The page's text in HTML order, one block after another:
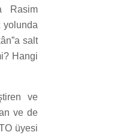
Rasim
yolunda
salt
Hangi
ve
ve de
üyesi